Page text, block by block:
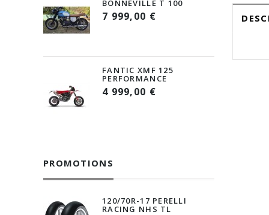
BONNEVILLE T 100
7 999,00 €
FANTIC XMF 125
PERFORMANCE
4 999,00 €
PROMOTIONS
120/70R-17 PERELLI
RACING NHS TL